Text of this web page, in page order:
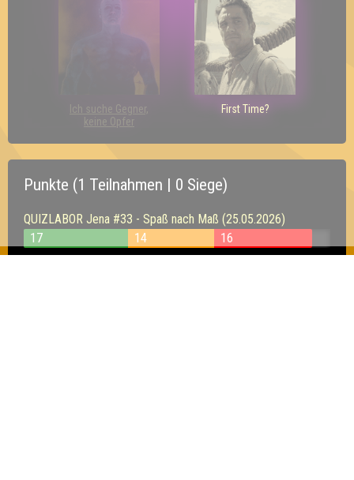
Ich suche Gegner,
keine Opfer
First Time?
Punkte (1 Teilnahmen | 0 Siege)
QUIZLABOR Jena #33 - Spaß nach Maß (25.05.2026)
17
14 16